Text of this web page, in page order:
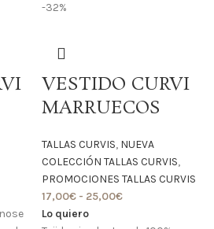
-32%
VESTIDO CURVI
MARRUECOS
TALLAS CURVIS, NUEVA
COLECCIÓN TALLAS CURVIS,
PROMOCIONES TALLAS CURVIS
17,00€ - 25,00€
Lo quiero